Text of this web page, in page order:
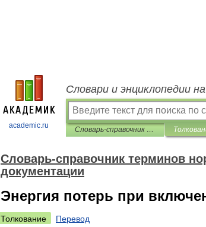
academic.ru
Словари и энциклопедии
Словарь-справочник терминов нормативно-технической документации
Словарь-справочник терминов
документации
Энергия потерь при
Толкование
Перевод